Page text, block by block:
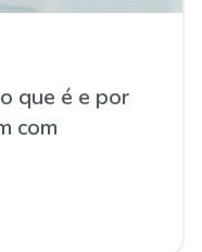
que é e por
com